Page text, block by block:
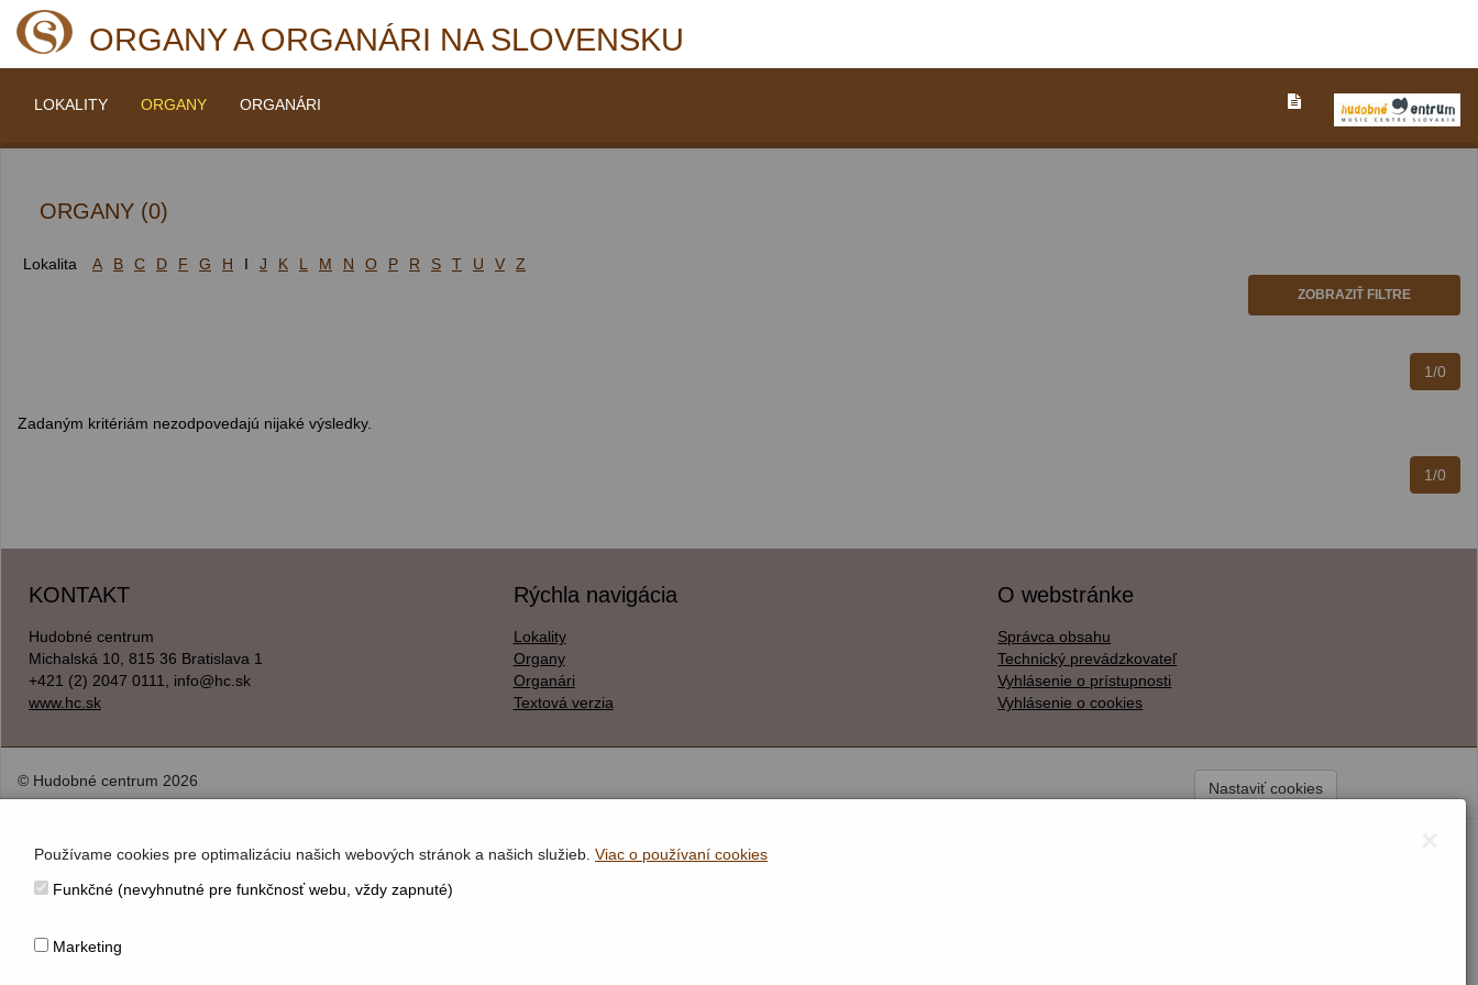
ORGANY A ORGANÁRI NA SLOVENSKU
LOKALITY ORGANY ORGANÁRI
ORGANY (0)
Lokalita A B C D F G H I J K L M N O P R S T U V Z
ZOBRAZIŤ FILTRE
1/0
Zadaným kritériám nezodpovedajú nijaké výsledky.
1/0
KONTAKT
Hudobné centrum
Michalská 10, 815 36 Bratislava 1
+421 (2) 2047 0111, info@hc.sk
www.hc.sk
Rýchla navigácia
Lokality
Organy
Organári
Textová verzia
O webstránke
Správca obsahu
Technický prevádzkovateľ
Vyhlásenie o prístupnosti
Vyhlásenie o cookies
© Hudobné centrum 2026 Nastaviť cookies
Používame cookies pre optimalizáciu našich webových stránok a našich služieb. Viac o používaní cookies
Funkčné (nevyhnutné pre funkčnosť webu, vždy zapnuté)
Marketing